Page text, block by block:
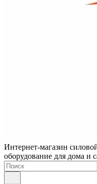
Интернет-магазин
оборудование для дома и